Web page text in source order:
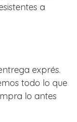
a
exprés.
todo lo que
lo antes